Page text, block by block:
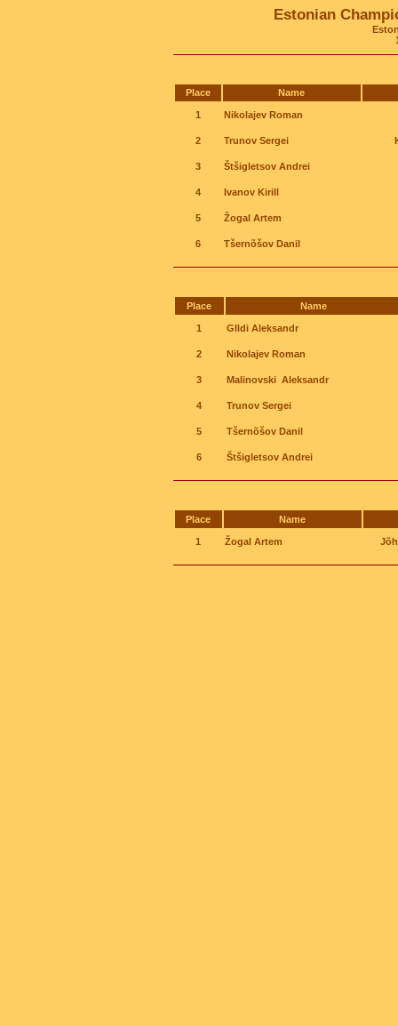
Estonian
Estonia,
Place Name
1 Nikolajev Roman
2 Trunov Sergei
3 Štšigletsov Andrei
4 Ivanov Kirill
5 Žogal Artem
6 Tšernõšov Danil
Place Name
1 GIldi Aleksandr
2 Nikolajev Roman
3 Malinovski Aleksandr
4 Trunov Sergei
5 Tšernõšov Danil
6 Štšigletsov Andrei
Place Name
1 Žogal Artem